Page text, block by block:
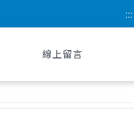
:::
線上留言